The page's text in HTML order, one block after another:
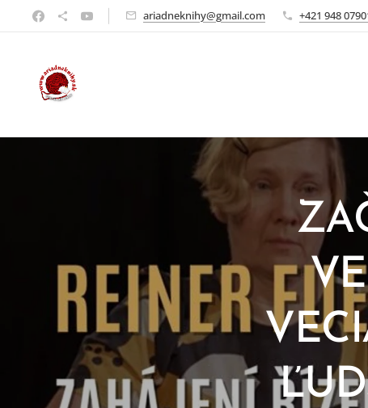
ariadneknihy@gmail.com +421 948